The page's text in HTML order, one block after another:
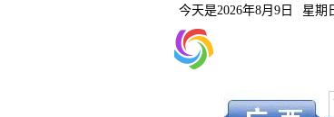
今天是2026年8月9日 星期